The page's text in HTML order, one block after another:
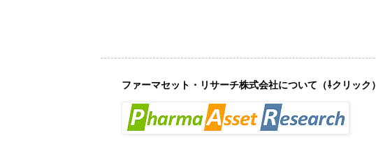
ファーマセット・リサーチ株式会社について（⇩クリック）